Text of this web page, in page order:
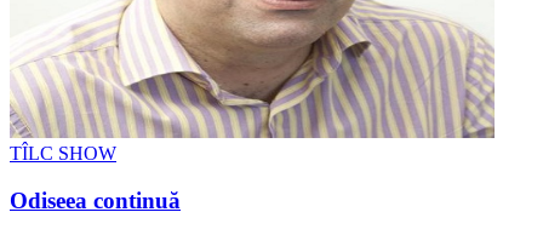
TÎLC SHOW
Odiseea continuă